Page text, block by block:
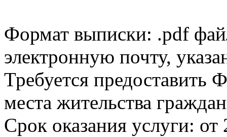
Формат выписки: .pdf
электронную почту,
Требуется
места жительства
Срок оказания услуги: от